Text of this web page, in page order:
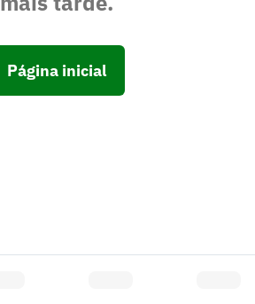
Página inicial